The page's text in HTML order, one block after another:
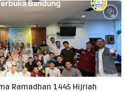
Ramadhan 1445 Hijriah